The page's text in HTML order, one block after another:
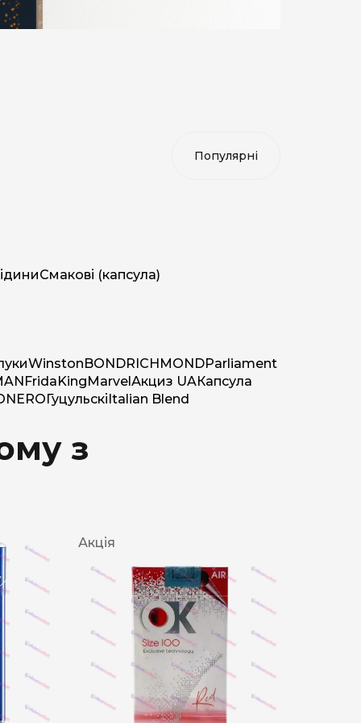
Смакові (капсула)
WinstonBONDRICHMONDParliament
FridaKingMarvelАкциз UAКапсула
NEROГуцульскіItalian Blend
з
Акція